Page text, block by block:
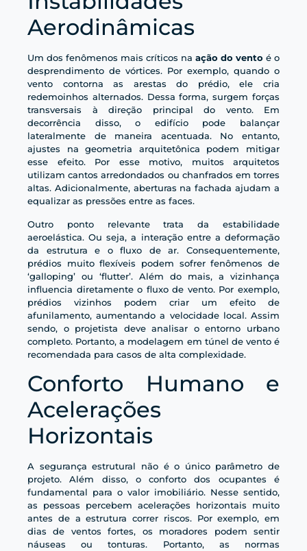
Aerodinâmicas
Um dos fenômenos mais críticos na ação do vento é o
desprendimento de vórtices. Por exemplo, quando o
vento contorna as arestas do prédio, ele cria
redemoinhos alternados. Dessa forma, surgem forças
transversais à direção principal do vento. Em
decorrência disso, o edifício pode balançar
lateralmente de maneira acentuada. No entanto,
ajustes na geometria arquitetônica podem mitigar
esse efeito. Por esse motivo, muitos arquitetos
utilizam cantos arredondados ou chanfrados em torres
altas. Adicionalmente, aberturas na fachada ajudam a
equalizar as pressões entre as faces.
Outro ponto relevante trata da estabilidade
aeroelástica. Ou seja, a interação entre a deformação
da estrutura e o fluxo de ar. Consequentemente,
prédios muito flexíveis podem sofrer fenômenos de
‘galloping’ ou ‘flutter’. Além do mais, a vizinhança
influencia diretamente o fluxo de vento. Por exemplo,
prédios vizinhos podem criar um efeito de
afunilamento, aumentando a velocidade local. Assim
sendo, o projetista deve analisar o entorno urbano
completo. Portanto, a modelagem em túnel de vento é
recomendada para casos de alta complexidade.
Conforto Humano e
Acelerações
Horizontais
A segurança estrutural não é o único parâmetro de
projeto. Além disso, o conforto dos ocupantes é
fundamental para o valor imobiliário. Nesse sentido,
as pessoas percebem acelerações horizontais muito
antes de a estrutura correr riscos. Por exemplo, em
dias de ventos fortes, os moradores podem sentir
náuseas ou tonturas. Portanto, as normas